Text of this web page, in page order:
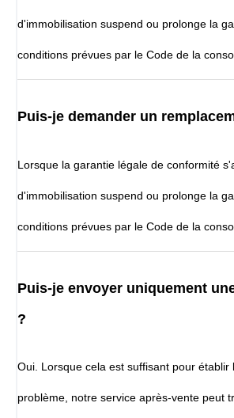
d'immobilisation suspend ou prolonge la
conditions prévues par le Code de la
Puis-je demander un
Lorsque la garantie légale de conformité
d'immobilisation suspend ou prolonge la
conditions prévues par le Code de la
Puis-je envoyer uniquement
?
Oui. Lorsque cela est suffisant pour établir
problème, notre service après-vente peut